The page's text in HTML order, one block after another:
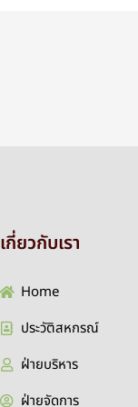
เกี่ยวกับเรา
Home
ประวัติสหกรณ์
ฝ่ายบริหาร
ฝ่ายจัดการ